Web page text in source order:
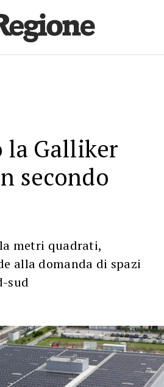
la Galliker
secondo
metri quadrati,
alla domanda di spazi
sud